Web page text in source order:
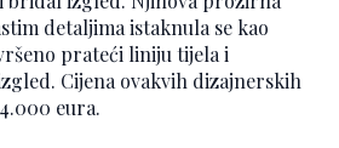
detaljima istaknula se kao
prateći liniju tijela i
Cijena ovakvih dizajnerskih
eura.